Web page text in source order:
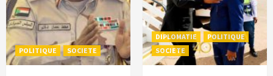
POLITIQUE SOCIETE
DIPLOMATIE
POLITIQUE
SOCIETE